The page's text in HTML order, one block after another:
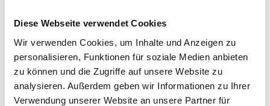
Diese Webseite verwendet Cookies
Wir verwenden Cookies, um Inhalte und Anzeigen zu
personalisieren, Funktionen für soziale Medien anbieten
zu können und die Zugriffe auf unsere Website zu
analysieren. Außerdem geben wir Informationen zu Ihrer
Verwendung unserer Website an unsere Partner für
Kurzexkursion zum neuen
Schiffshebewerk Niederfinow am
29.09.2011 Veranstaltung der
Bezirksgruppe Berlin des VSVI